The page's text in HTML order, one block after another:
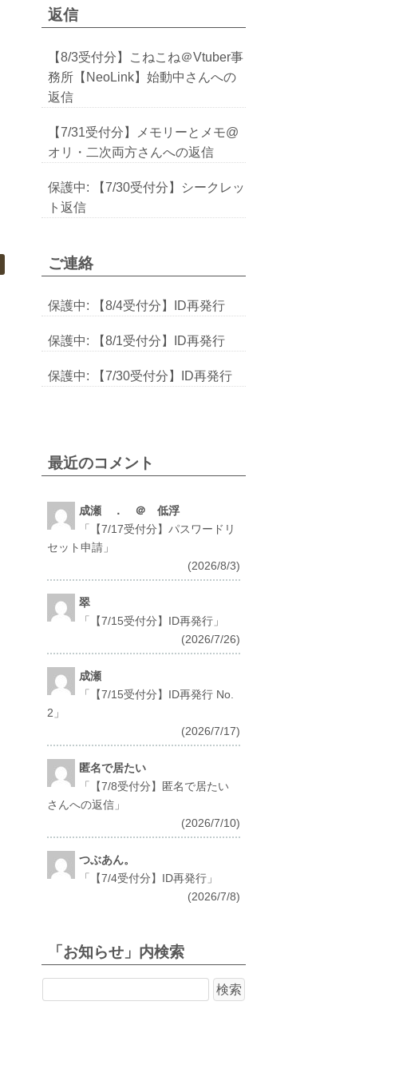
返信
【8/3受付分】こねこね＠Vtuber事
務所【NeoLink】始動中さんへの
返信
【7/31受付分】メモリーとメモ@
オリ・二次両方さんへの返信
保護中: 【7/30受付分】シークレッ
ト返信
ご連絡
保護中: 【8/4受付分】ID再発行
保護中: 【8/1受付分】ID再発行
保護中: 【7/30受付分】ID再発行
最近のコメント
成瀬 ． ＠ 低浮
「
【7/17受付分】パスワードリ
セット申請 」
(2026/8/3)
翠
「
【7/15受付分】ID再発行 」
(2026/7/26)
成瀬
「
【7/15受付分】ID再発行 No.
2 」
(2026/7/17)
匿名で居たい
「
【7/8受付分】匿名で居たい
さんへの返信 」
(2026/7/10)
つぶあん。
「
【7/4受付分】ID再発行 」
(2026/7/8)
「お知らせ」内検索